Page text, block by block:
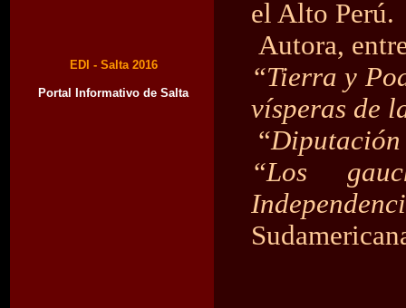
EDI - Salta 2016
Portal Informativo de Salta
el Alto Perú.
Autora,
“Tierra y
vísperas de
“Diputación
“Los